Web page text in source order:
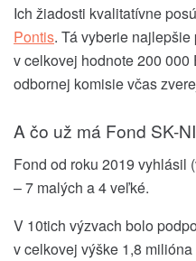
Ich žiadosti kvalitatívne
Pontis. Tá vyberie
v celkovej hodnote 200
odbornej komisie včas
A čo už má Fond SK-
Fond od roku 2019 vyhlásil
– 7 malých a 4 veľké.
V 10tich výzvach bolo
v celkovej výške 1,8